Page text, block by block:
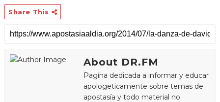
Share This
About DR.FM
Pagína dedicada a informar y educar
apologeticamente sobre temas de
apostasía y todo material no